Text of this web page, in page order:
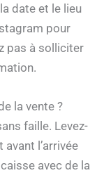
date et le lieu
pour
pas à solliciter
la vente ?
faille. Levez-
l’arrivée
avec de la